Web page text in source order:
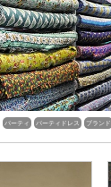
パーティ パーティドレス ブランド